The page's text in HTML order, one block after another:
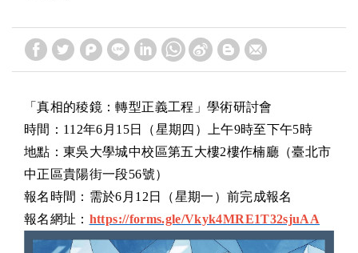
「真相的稜鏡：轉型正義工程」學術研討會
時間：112年6月15日（星期四）上午9時至下午5時
地點：東吳大學城中校區第五大樓2樓作楠廳（臺北市
中正區貴陽街一段56號）
報名時間：需於6月12日（星期一）前完成報名
報名網址： https://forms.gle/Vkyk4MRE1T32sjuAA